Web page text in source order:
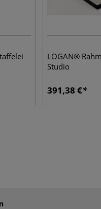
LOGAN®
Studio
391,38 €